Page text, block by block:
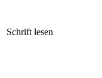
Schrift lesen